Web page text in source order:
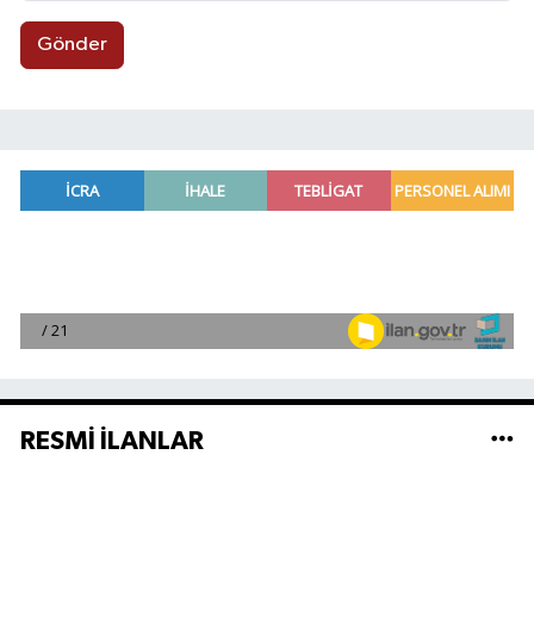
Gönder
RESMİ İLANLAR